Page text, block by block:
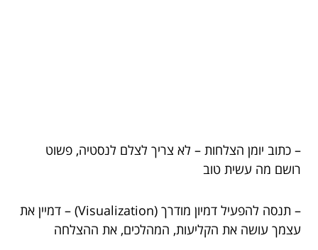
– כתוב יומן הצלחות – לא צריך לצלם לנסטיה, פשוט
רושם מה עשית טוב
– תנסה להפעיל דמיון מודרך (Visualization) – דמיין את
עצמך עושה את הקליעות, המהלכים, את ההצלחה